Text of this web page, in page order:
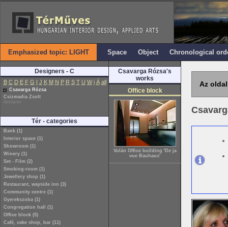
Emphasized topic: LIGHT Space Object Chronological
Designers - C
B C D E F G I J K M N P R S T U W i Á all
Csavarga Rózsa
Csizmadia Zsolt
designer
Tér - categories
Bank (1)
Interior space (1)
Showroom (1)
Winery (1)
Set - Film (2)
Smoking-room (1)
Jewellery shop (1)
Restaurant, wayside inn (3)
Community centre (1)
Gyerekszoba (1)
Congregation hall (1)
Office block (5)
Café, cake shop, bar (11)
Csavarga Rózsa's
works
Office block
Volán Office building 'De ja
vue Bauhaus'
Az